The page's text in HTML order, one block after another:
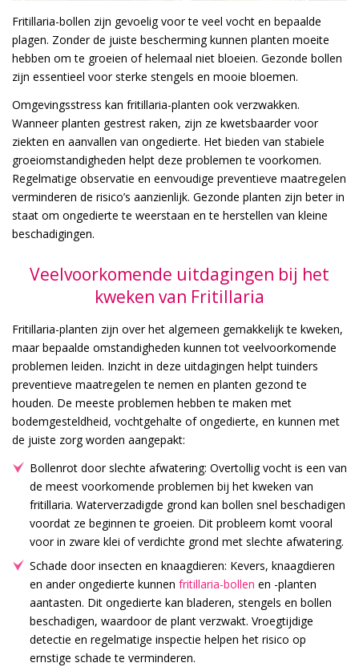
Fritillaria-bollen zijn gevoelig voor te veel vocht en bepaalde
plagen. Zonder de juiste bescherming kunnen planten moeite
hebben om te groeien of helemaal niet bloeien. Gezonde bollen
zijn essentieel voor sterke stengels en mooie bloemen.
Omgevingsstress kan fritillaria-planten ook verzwakken.
Wanneer planten gestrest raken, zijn ze kwetsbaarder voor
ziekten en aanvallen van ongedierte. Het bieden van stabiele
groeiomstandigheden helpt deze problemen te voorkomen.
Regelmatige observatie en eenvoudige preventieve maatregelen
verminderen de risico’s aanzienlijk. Gezonde planten zijn beter in
staat om ongedierte te weerstaan en te herstellen van kleine
beschadigingen.
Veelvoorkomende uitdagingen bij het
kweken van Fritillaria
Fritillaria-planten zijn over het algemeen gemakkelijk te kweken,
maar bepaalde omstandigheden kunnen tot veelvoorkomende
problemen leiden. Inzicht in deze uitdagingen helpt tuinders
preventieve maatregelen te nemen en planten gezond te
houden. De meeste problemen hebben te maken met
bodemgesteldheid, vochtgehalte of ongedierte, en kunnen met
de juiste zorg worden aangepakt:
Bollenrot door slechte afwatering: Overtollig vocht is een van
de meest voorkomende problemen bij het kweken van
fritillaria. Waterverzadigde grond kan bollen snel beschadigen
voordat ze beginnen te groeien. Dit probleem komt vooral
voor in zware klei of verdichte grond met slechte afwatering.
Schade door insecten en knaagdieren: Kevers, knaagdieren
en ander ongedierte kunnen fritillaria-bollen en -planten
aantasten. Dit ongedierte kan bladeren, stengels en bollen
beschadigen, waardoor de plant verzwakt. Vroegtijdige
detectie en regelmatige inspectie helpen het risico op
ernstige schade te verminderen.